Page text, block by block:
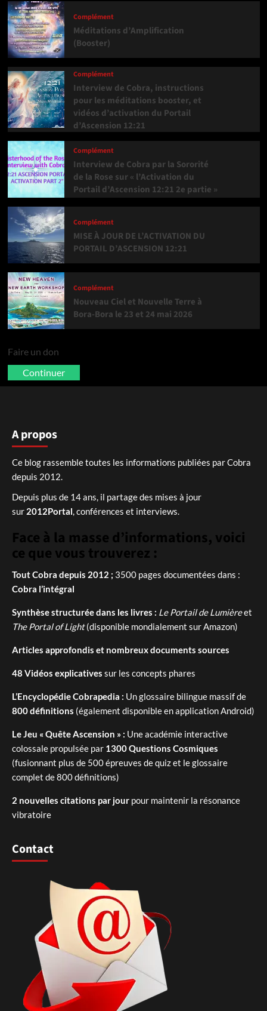
Complément
Méditations d’Amplification
(Booster)
Complément
Interview de Cobra, instructions
pour les méditations booster, et
vidéos d’activation du Portail
d’Ascension 12:21
Complément
Interview de Cobra par la Sororité
de la Rose sur « l’Activation du
Portail d’Ascension 12:21 2e partie »
Complément
MISE À JOUR DE L’ACTIVATION DU
PORTAIL D’ASCENSION 12:21
Complément
Nouveau Ciel et Nouvelle Terre à
Bora-Bora le 23 et 24 mai 2026
Faire un don
Continuer
A propos
Ce blog rassemble toutes les informations publiées par Cobra
depuis 2012.
Depuis plus de 14 ans, il partage des mises à jour
sur 2012Portal, conférences et interviews.
Face à la masse d’informations, voici
ce que vous trouverez :
Tout Cobra depuis 2012 ; 3500 pages documentées dans :
Cobra l’intégral
Synthèse structurée dans les livres : Le Portail de Lumièreet
The Portal of Light(disponible mondialement sur Amazon)
Articles approfondis et nombreux documents sources
48 Vidéos explicatives sur les concepts phares
L’Encyclopédie Cobrapedia : Un glossaire bilingue massif de
800 définitions (également disponible en application Android)
Le Jeu « Quête Ascension » : Une académie interactive
colossale propulsée par 1300 Questions Cosmiques
(fusionnant plus de 500 épreuves de quiz et le glossaire
complet de 800 définitions)
2 nouvelles citations par jour pour maintenir la résonance
vibratoire
Contact